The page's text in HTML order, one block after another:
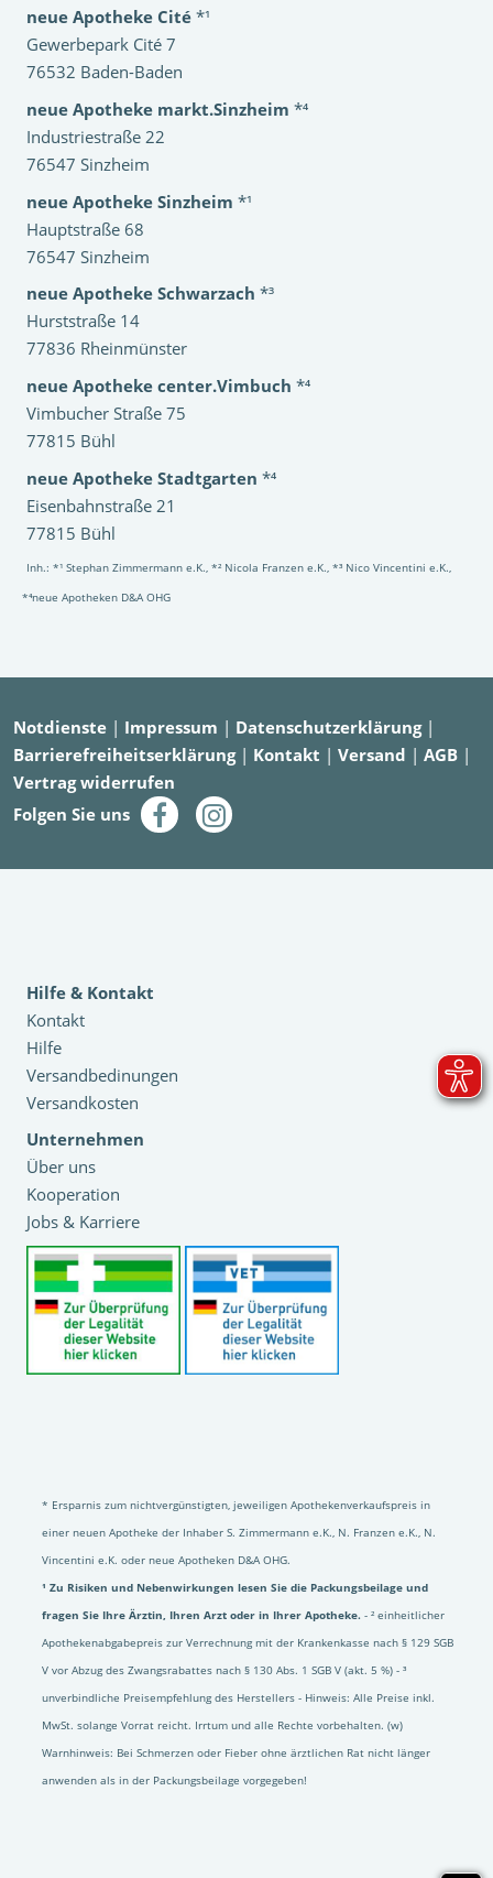
neue Apotheke Cité *¹
Gewerbepark Cité 7
76532 Baden-Baden
neue Apotheke markt.Sinzheim *⁴
Industriestraße 22
76547 Sinzheim
neue Apotheke Sinzheim *¹
Hauptstraße 68
76547 Sinzheim
neue Apotheke Schwarzach *³
Hurststraße 14
77836 Rheinmünster
neue Apotheke center.Vimbuch *⁴
Vimbucher Straße 75
77815 Bühl
neue Apotheke Stadtgarten *⁴
Eisenbahnstraße 21
77815 Bühl
Inh.: *¹ Stephan Zimmermann e.K., *² Nicola Franzen e.K., *³ Nico Vincentini e.K.,
*⁴neue Apotheken D&A OHG
Notdienste | Impressum | Datenschutzerklärung|
Barrierefreiheitserklärung| Kontakt | Versand | AGB |
Vertrag widerrufen
Folgen Sie uns
Hilfe & Kontakt
Kontakt
Hilfe
Versandbedinungen
Versandkosten
Unternehmen
Über uns
Kooperation
Jobs & Karriere
* Ersparnis zum nichtvergünstigten, jeweiligen Apothekenverkaufspreis in
einer neuen Apotheke der Inhaber S. Zimmermann e.K., N. Franzen e.K., N.
Vincentini e.K. oder neue Apotheken D&A OHG.
¹ Zu Risiken und Nebenwirkungen lesen Sie die Packungsbeilage und
fragen Sie Ihre Ärztin, Ihren Arzt oder in Ihrer Apotheke. - ² einheitlicher
Apothekenabgabepreis zur Verrechnung mit der Krankenkasse nach § 129 SGB
V vor Abzug des Zwangsrabattes nach § 130 Abs. 1 SGB V (akt. 5 %) - ³
unverbindliche Preisempfehlung des Herstellers - Hinweis: Alle Preise inkl.
MwSt. solange Vorrat reicht. Irrtum und alle Rechte vorbehalten. (w)
Warnhinweis: Bei Schmerzen oder Fieber ohne ärztlichen Rat nicht länger
anwenden als in der Packungsbeilage vorgegeben!